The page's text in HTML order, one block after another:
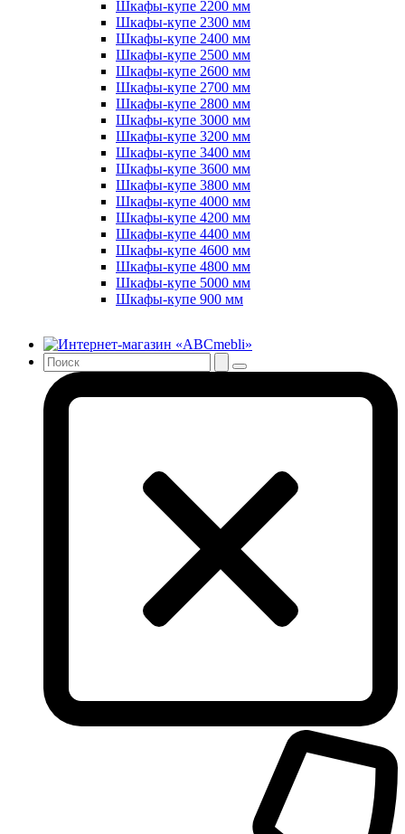
Шкафы-купе 2200 мм
Шкафы-купе 2300 мм
Шкафы-купе 2400 мм
Шкафы-купе 2500 мм
Шкафы-купе 2600 мм
Шкафы-купе 2700 мм
Шкафы-купе 2800 мм
Шкафы-купе 3000 мм
Шкафы-купе 3200 мм
Шкафы-купе 3400 мм
Шкафы-купе 3600 мм
Шкафы-купе 3800 мм
Шкафы-купе 4000 мм
Шкафы-купе 4200 мм
Шкафы-купе 4400 мм
Шкафы-купе 4600 мм
Шкафы-купе 4800 мм
Шкафы-купе 5000 мм
Шкафы-купе 900 мм